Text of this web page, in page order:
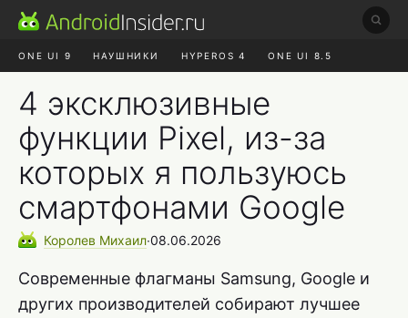
ONE UI 9 НАУШНИКИ HYPEROS 4 ONE UI 8.5
4 эксклюзивные
функции Pixel, из-за
которых я пользуюсь
смартфонами Google
Королев Михаил∙08.06.2026
Современные флагманы Samsung, Google и
других производителей собирают лучшее